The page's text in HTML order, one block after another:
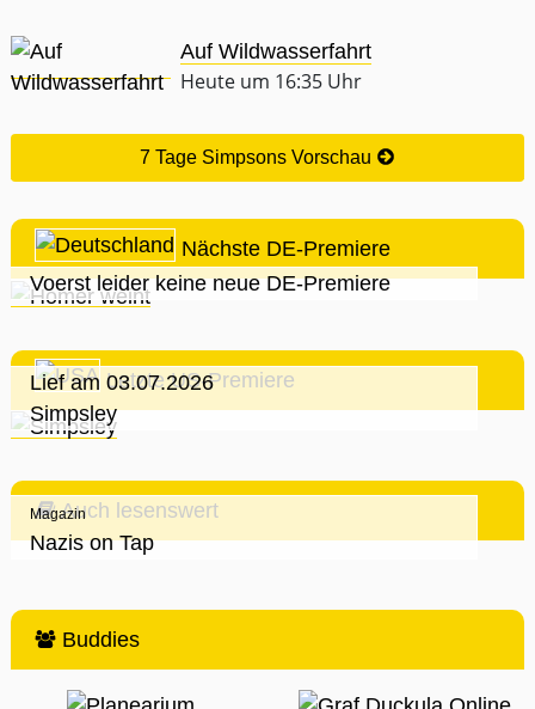
Auf Wildwasserfahrt
Heute um 16:35 Uhr
7 Tage Simpsons Vorschau
Nächste DE-Premiere
Voerst leider keine neue DE-Premiere
Letzte US-Premiere
Lief am 03.07.2026
Simpsley
Auch lesenswert
Magazin
Nazis on Tap
Buddies